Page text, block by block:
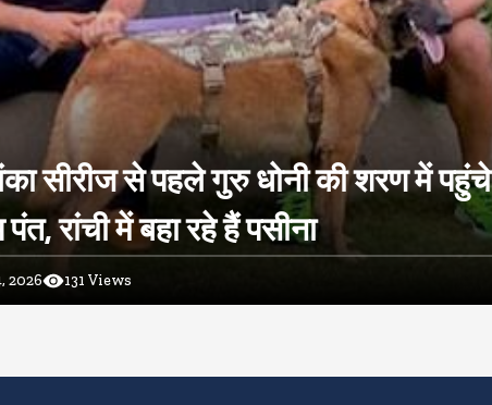
सीरीज से पहले गुरु धोनी की शरण में पहुंचे
रांची में बहा रहे हैं पसीना
2026 131 Views